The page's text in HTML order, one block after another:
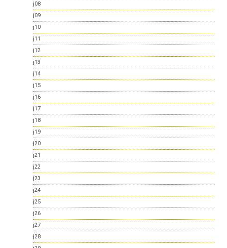
j08
j09
j10
j11
j12
j13
j14
j15
j16
j17
j18
j19
j20
j21
j22
j23
j24
j25
j26
j27
j28